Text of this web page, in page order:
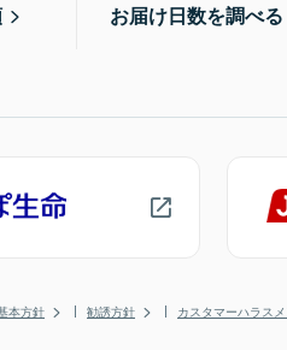
お届け日数を調べる
本方針 勧誘方針 カスタマーハラス